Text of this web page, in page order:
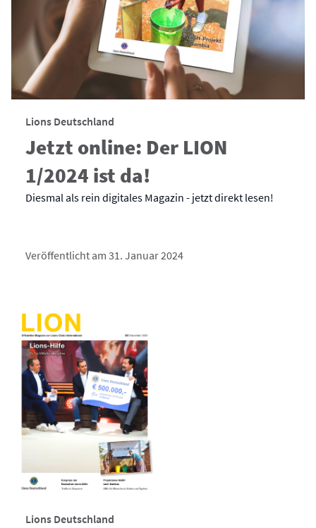
Lions Deutschland
Jetzt online: Der LION
1/2024 ist da!
Diesmal als rein digitales Magazin - jetzt direkt lesen!
Veröffentlicht am 31. Januar 2024
Lions Deutschland